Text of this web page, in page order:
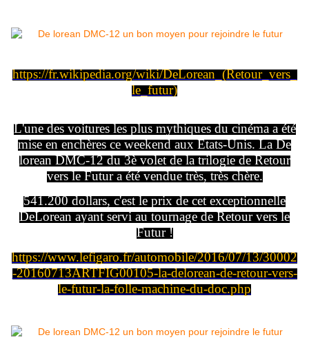
https://fr.wikipedia.org/wiki/DeLorean_(Retour_vers_
le_futur)
L'une des voitures les plus mythiques du cinéma a été
mise en enchères ce weekend aux Etats-Unis. La De
lorean DMC-12 du 3è volet de la trilogie de Retour
vers le Futur a été vendue très, très chère.
541.200 dollars, c'est le prix de cet exceptionnelle
DeLorean ayant servi au tournage de Retour vers le
Futur !
https://www.lefigaro.fr/automobile/2016/07/13/30002
-20160713ARTFIG00105-la-delorean-de-retour-vers-
le-futur-la-folle-machine-du-doc.php